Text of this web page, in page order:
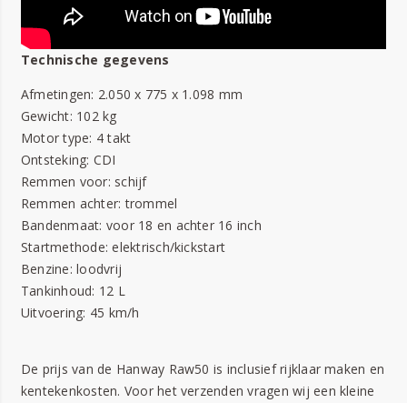
Technische gegevens
Afmetingen: 2.050 x 775 x 1.098 mm
Gewicht: 102 kg
Motor type: 4 takt
Ontsteking: CDI
Remmen voor: schijf
Remmen achter: trommel
Bandenmaat: voor 18 en achter 16 inch
Startmethode: elektrisch/kickstart
Benzine: loodvrij
Tankinhoud: 12 L
Uitvoering: 45 km/h
De prijs van de Hanway Raw50 is inclusief rijklaar maken en
kentekenkosten. Voor het verzenden vragen wij een kleine